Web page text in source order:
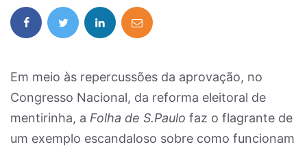
Em meio às repercussões da aprovação, no
Congresso Nacional, da reforma eleitoral de
mentirinha, a Folha de S.Paulo faz o flagrante de
um exemplo escandaloso sobre como funcionam